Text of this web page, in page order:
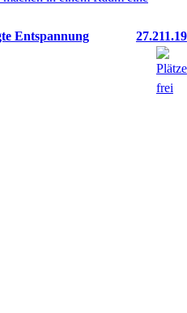
Entspannung
27.211.19